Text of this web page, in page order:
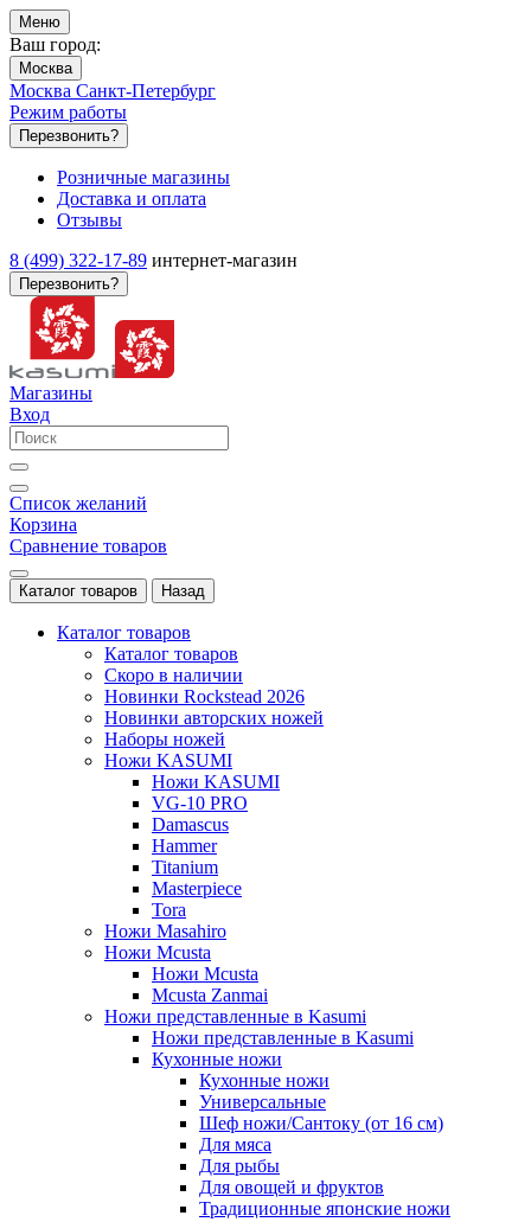
Меню
Ваш город:
Москва
Москва Санкт-Петербург
Режим работы
Перезвонить?
Розничные магазины
Доставка и оплата
Отзывы
8 (499) 322-17-89 интернет-магазин
Перезвонить?
Магазины
Вход
Список желаний
Корзина
Сравнение товаров
Каталог товаров Назад
Каталог товаров
Каталог товаров
Скоро в наличии
Новинки Rockstead 2026
Новинки авторских ножей
Наборы ножей
Ножи KASUMI
Ножи KASUMI
VG-10 PRO
Damascus
Hammer
Titanium
Masterpiece
Tora
Ножи Masahiro
Ножи Mcusta
Ножи Mcusta
Mcusta Zanmai
Ножи представленные в Kasumi
Ножи представленные в Kasumi
Кухонные ножи
Кухонные ножи
Универсальные
Шеф ножи/Сантоку (от 16 см)
Для мяса
Для рыбы
Для овощей и фруктов
Традиционные японские ножи